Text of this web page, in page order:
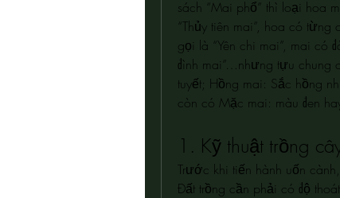
sách “Mai phổ” thì loại hoa
“Thủy tiên mai”, hoa có
gọi là “Yên chi mai”, mai có
đình mai”…nhưng tựu chung
tuyết; Hồng mai: Sắc hồng
còn có Mặc mai: màu đen
1. Kỹ thuật trồng
Trước khi tiến hành uốn
Đất trồng cần phải có độ